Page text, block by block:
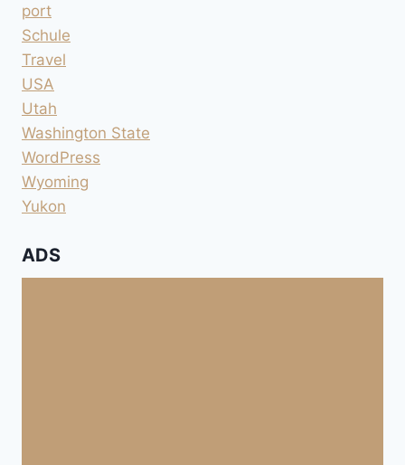
port
Schule
Travel
USA
Utah
Washington State
WordPress
Wyoming
Yukon
ADS